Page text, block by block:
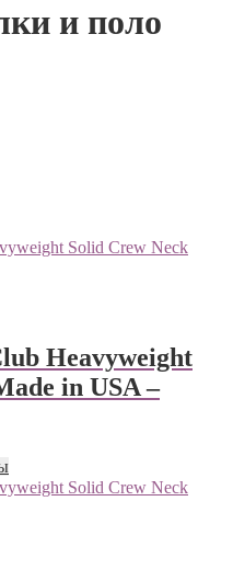
и поло
Heavyweight
in USA –
Этот
товар
имеет